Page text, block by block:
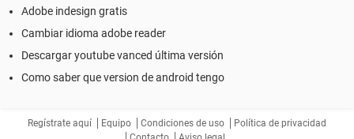
Adobe indesign gratis
Cambiar idioma adobe reader
Descargar youtube vanced última versión
Como saber que version de android tengo
Regístrate aquí Equipo Condiciones de uso
Política de privacidad